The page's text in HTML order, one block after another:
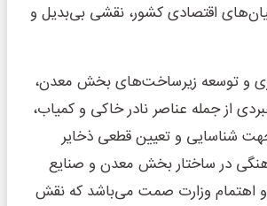
اقتصادی کشور، نقشی بی‌بدیل و
و توسعه زیرساخت‌های بخش معدن،
از جمله عناصر نادر خاکی و کمیاب،
شناسایی و تعیین قطعی ذخایر
در ساختار بخش معدن و صنایع
و اهتمام وزارت صمت می‌باشد که نقش